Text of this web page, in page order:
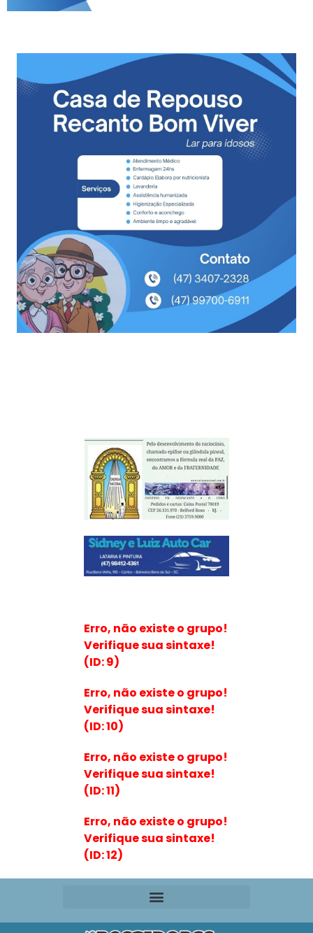
Erro, não existe o grupo!
Verifique sua sintaxe!
(ID: 9)
Erro, não existe o grupo!
Verifique sua sintaxe!
(ID: 10)
Erro, não existe o grupo!
Verifique sua sintaxe!
(ID: 11)
Erro, não existe o grupo!
Verifique sua sintaxe!
(ID: 12)